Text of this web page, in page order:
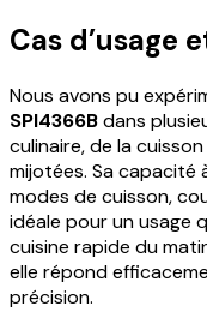
Cas d’usage
Nous avons pu
SPI4366Bdans
culinaire, de la
mijotées. Sa
modes de cuisson,
idéale pour un usage
cuisine rapide du
elle répond
précision.